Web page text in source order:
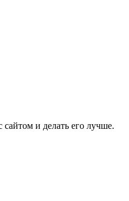
Мы используем куки. Это позволяет нам анализировать взаимодействие посетителей с сайтом и делать его лучше.